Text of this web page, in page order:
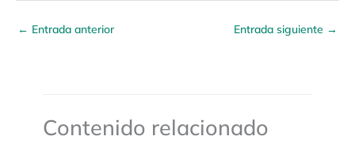
← Entrada anterior Entrada siguiente →
Contenido relacionado